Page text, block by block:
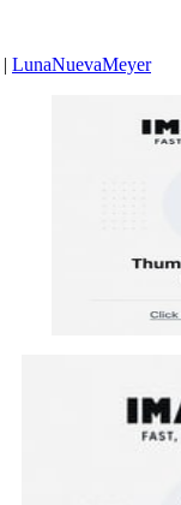
| LunaNuevaMeyer